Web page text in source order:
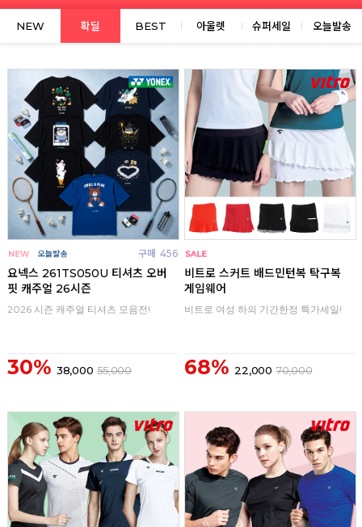
NEW 확딜 BEST 아울렛 슈퍼세일 오늘발송
구매 456
요넥스 261TS050U 티셔츠 오버
핏 캐주얼 26시즌
2026 시즌 캐주얼 티셔츠 모음전!
30% 38,000 55,000
비트로 스커트 배드민턴복 탁구복
게임웨어
비트로 여성 하의 기간한정 특가세일!
68% 22,000 70,000